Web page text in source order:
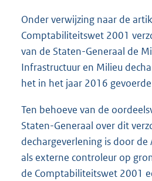
Onder verwijzing naar de
Comptabiliteitswet 2001
van de Staten-Generaal de
Infrastructuur en Milieu
het in het jaar 2016
Ten behoeve van de
Staten-Generaal over dit
dechargeverlening is door
als externe controleur op
de Comptabiliteitswet 2001